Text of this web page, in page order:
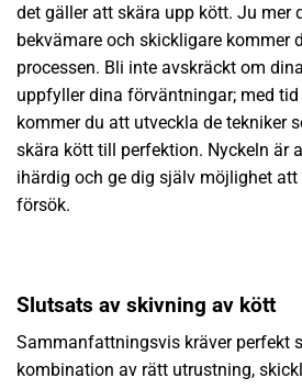
det gäller att skära upp kött. Ju mer
bekvämare och skickligare kommer
processen. Bli inte avskräckt om
uppfyller dina förväntningar; med
kommer du att utveckla de tekniker
skära kött till perfektion. Nyckeln är
ihärdig och ge dig själv möjlighet
försök.
Slutsats av skivning av kött
Sammanfattningsvis kräver perfekt
kombination av rätt utrustning,